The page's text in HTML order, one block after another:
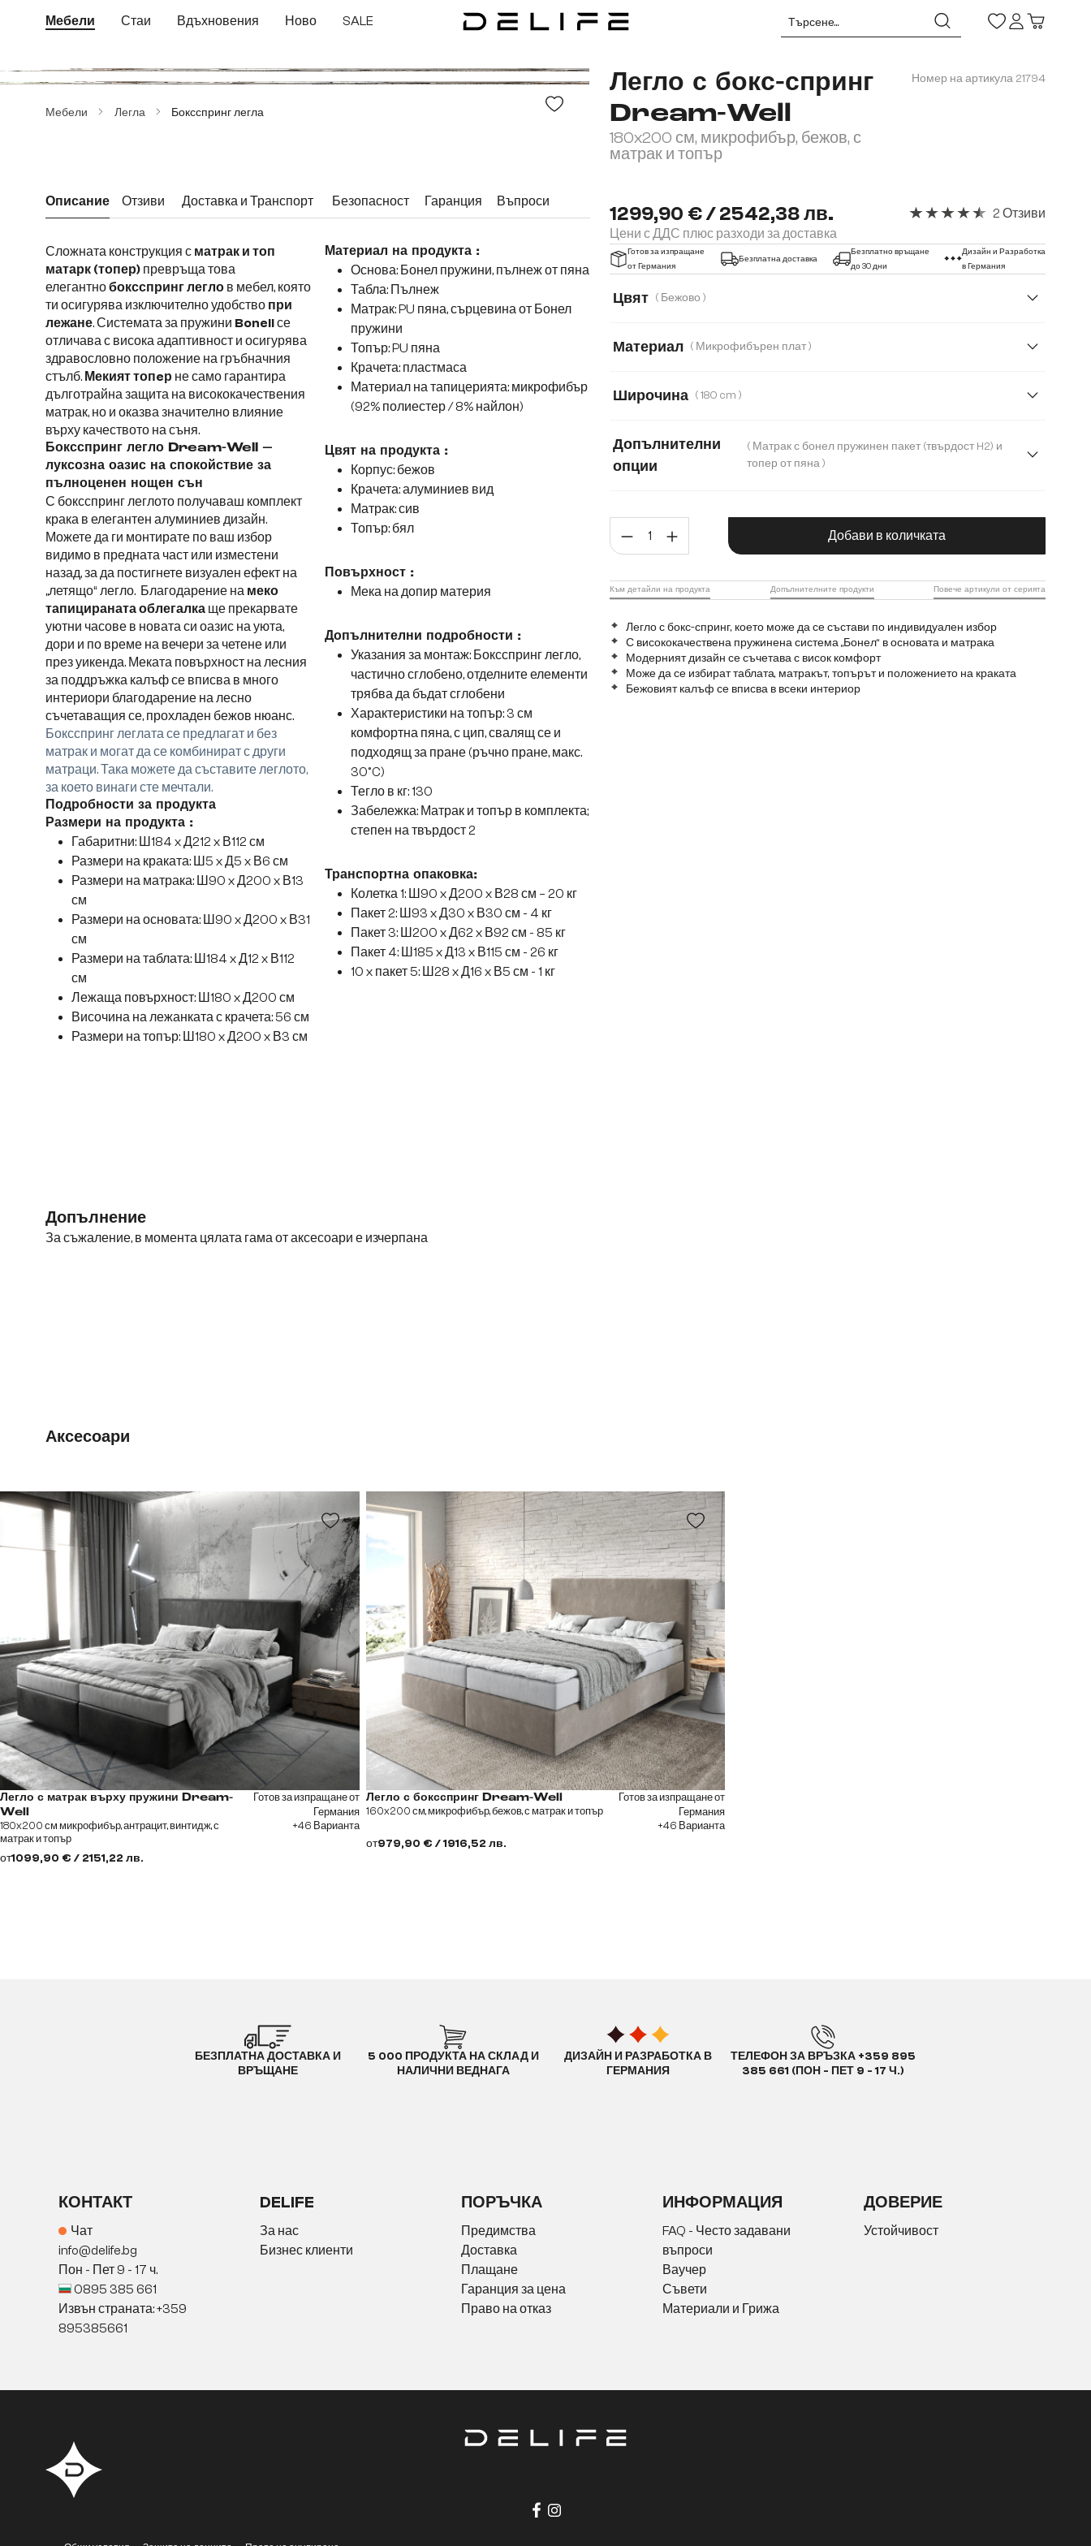
към основното съдържание
Преминете към търсенето
Преминете към основната навигация
Мебели Стаи Вдъхновения Ново SALE
Мебели Легла Боксспринг легла
Легло с бокс-спринг
Dream-Well
180x200 см, микрофибър, бежов, с
матрак и топър
Номер на артикула 21794
1299,90 € / 2542,38 лв.
Цени с ДДС плюс разходи за доставка
2 Отзиви
Готов за изпращане
от Германия
Безплатна доставка
Безплатно връщане
до 30 дни
Дизайн и Разработка
в Германия
Цвят ( Бежово )
Материал ( Микрофибърен плат )
Широчина ( 180 cm )
Допълнителни
опции
( Матрак с бонел пружинен пакет (твърдост H2) и
топер от пяна )
Матрак с покет пружини H2/H3 и топер от мемори пяна
Количество на продукта: Въведете
Добави в количката
Легло с бокс-спринг, което може да се състави по индивидуален избор
С висококачествена пружинена система „Бонел“ в основата и матрака
Модерният дизайн се съчетава с висок комфорт
Може да се избират таблата, матракът, топърът и положението на краката
Бежовият калъф се вписва в всеки интериор
Към детайли на продукта Допълнителните продукти Повече артикули от серията
Описание Отзиви Доставка и Транспорт Безопасност Гаранция Въпроси
Сложната конструкция с матрак и топ
матарк (топер) превръща това
елегантнобоксспринглегло в мебел, която
ти осигурява изключително удобство при
лежане. Системата за пружини Bonellсе
отличава с висока адаптивност и осигурява
здравословно положение на гръбначния
стълб. Мекият топeр не само гарантира
дълготрайна защита на висококачествения
матрак, но и оказва значително влияние
върху качеството на съня.
Боксспринг легло Dream-Well –
луксозна оазис на спокойствие за
пълноценен нощен сън
С боксспринг леглото получаваш комплект
крака в елегантен алуминиев дизайн.
Можете да ги монтирате по ваш избор
видимо в предната част или изместени
назад, за да постигнете визуален ефект на
„летящо“ легло. Благодарение на меко
тапицираната облегалка ще прекарвате
уютни часове в новата си оазис на уюта,
дори и по време на вечери за четене или
през уикенда. Меката повърхност на лесния
за поддръжка калъф се вписва в много
интериори благодарение на лесно
съчетаващия се, прохладен бежов нюанс.
Боксспринг леглата се предлагат и без
матрак и могат да се комбинират с други
матраци. Така можете да съставите леглото,
за което винаги сте мечтали.
Подробности за продукта
Размери на продукта :
Габаритни: Ш184 x Д212 x В112 см
Размери на краката: Ш5 x Д5 x В6 см
Размери на матрака: Ш90 x Д200 x В13
см
Размери на основата: Ш90 x Д200 x В31
см
Размери на таблата: Ш184 x Д12 x В112
см
Лежаща повърхност: Ш180 x Д200 см
Височина на лежанката с крачета: 56 см
Размери на топър: Ш180 x Д200 x В3 см
Материал на продукта :
Основа: Бонел пружини, пълнеж от пяна
Табла: Пълнеж
Матрак: PU пяна, сърцевина от Бонел
пружини
Топър: PU пяна
Крачета: пластмаса
Материал на тапицерията: микрофибър
(92% полиестер / 8% найлон)
Цвят на продукта :
Корпус: бежов
Крачета: алуминиев вид
Матрак: сив
Топър: бял
Повърхност :
Мека на допир материя
Допълнителни подробности :
Указания за монтаж: Боксспринг легло,
частично сглобено, отделните елементи
трябва да бъдат сглобени
Характеристики на топър: 3 см
комфортна пяна, с цип, свалящ се и
подходящ за пране (ръчно пране, макс.
30°C)
Тегло в кг: 130
Забележка: Матрак и топър в комплекта;
степен на твърдост 2
Транспортна опаковка:
Колетка 1: Ш90 x Д200 x В28 см – 20 кг
Пакет 2: Ш93 x Д30 x В30 см - 4 кг
Пакет 3: Ш200 x Д62 x В92 см - 85 кг
Пакет 4: Ш185 x Д13 x В115 см - 26 кг
10 x пакет 5: Ш28 x Д16 x В5 см - 1 кг
Допълнение
За съжаление, в момента цялата гама от аксесоари е изчерпана
Аксесоари
Легло с матрак върху пружини Dream-
Well
180x200 см микрофибър, антрацит, винтидж, с
матрак и топър
от1099,90 € / 2151,22 лв.
Готов за изпращане от
Германия
+46 Варианта
Легло с боксспринг Dream-Well
160x200 см, микрофибър, бежов, с матрак и топър
от979,90 € / 1916,52 лв.
Готов за изпращане от
Германия
+46 Варианта
БЕЗПЛАТНА ДОСТАВКА И
ВРЪЩАНЕ
5 000 ПРОДУКТА НА СКЛАД И
НАЛИЧНИ ВЕДНАГА
ДИЗАЙН И РАЗРАБОТКА В
ГЕРМАНИЯ
ТЕЛЕФОН ЗА ВРЪЗКА +359 895
385 661 (ПОН - ПЕТ 9 - 17 Ч.)
КОНТАКТ
Чат
info@delife.bg
Пон - Пет 9 - 17 ч.
0895 385 661
Извън страната: +359
895385661
DELIFE
За нас
Бизнес клиенти
ПОРЪЧКА
Предимства
Доставка
Плащане
Гаранция за цена
Право на отказ
ИНФОРМАЦИЯ
FAQ - Често задавани
въпроси
Ваучер
Съвети
Материали и Грижа
ДОВЕРИЕ
Устойчивост